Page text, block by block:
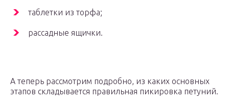
таблетки из торфа;
рассадные ящички.
А теперь рассмотрим подробно, из каких основных
этапов складывается правильная пикировка петуний.